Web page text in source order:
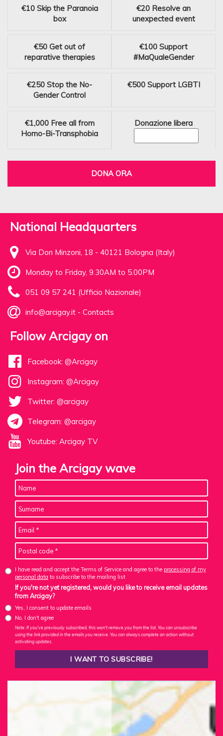
€10 Skip the Paranoia
box
€20 Resolve an
unexpected event
€50 Get out of
reparative therapies
€100 Support
#MaQualeGender
€250 Stop the No-
Gender Control
€500 Support LGBTI
€1,000 Free all from
Homo-Bi-Transphobia
Donazione libera
DONA ORA
National Headquarters
Via Don Minzoni, 18 - 40121 Bologna (Italy)
Monday to Friday, 9.30AM to 5.00PM
051 09 57 241 (Ufficio Nazionale)
info@arcigay.it - Contacts
Follow Arcigay on
Facebook: @Arcigay
Instagram: @Arcigay
Twitter: @arcigay
Telegram: @arcigay
Youtube: Arcigay TV
Join the Arcigay wave
I have read and accept the Terms of Service and agree to the processing of my
personal data to subscribe to the mailing list
If you're not yet registered, would you like to receive email updates
from Arcigay?
Yes, I consent to update emails
No, I don't agree
Note: If you've previously subscribed, this won't remove you from the list. You can unsubscribe
using the link provided in the emails you receive. You can always complete an action without
activating updates.